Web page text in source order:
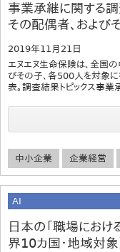
事業承継に関する調
その配偶者、および
2019年11月21日
エヌエヌ生命保険は、全国
びその子、各500人を対象
表。調査結果トピックス事
中小企業 企業経営
AI
日本の「職場におけ
界10カ国・地域対象